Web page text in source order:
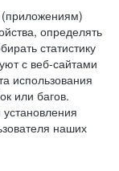
определять
статистику
с веб-сайтами
использования
или багов.
наших